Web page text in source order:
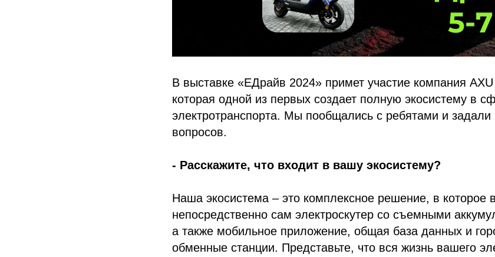
В выставке «ЕДрайв 2024» примет участие компания
которая одной из первых создает полную экосистему в
электротранспорта. Мы пообщались с ребятами и задали
вопросов.
- Расскажите, что входит в вашу экосистему?
Наша экосистема – это комплексное решение, в которое
непосредственно сам электроскутер со съемными
а также мобильное приложение, общая база данных и
обменные станции. Представьте, что вся жизнь вашего